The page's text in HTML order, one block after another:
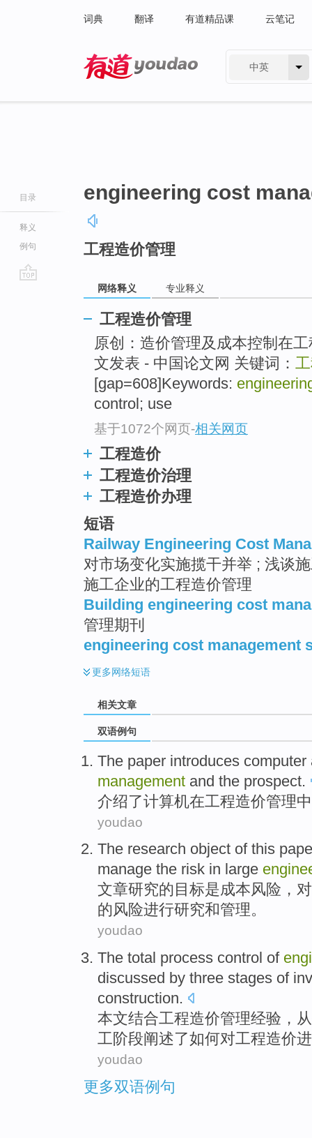
词典 翻译 有道精品课 云笔记
中英
目录
释义
例句
engineering cost
工程造价管理
网络释义 专业释义
工程造价管理
原创：造价管理及成本控制在
文发表 - 中国论文网 关键词：
[gap=608]Keywords:
control; use
基于1072个网页-相关网页
工程造价
工程造价治理
工程造价办理
短语
Railway Engineering Cost
对市场变化实施揽干并举 ; 浅谈
施工企业的工程造价管理
Building engineering cost
管理期刊
engineering cost management
更多网络短语
相关文章
双语例句
The paper introduces computer
management and the prospect.
介绍了计算机在工程造价管理中
youdao
The research object ofthis
manage the risk in large
文章研究的 目标是成本风险 ， 对
的风险进行研究和管理。
youdao
The total process control of
discussed by three stages of
construction.
本文结合工程造价管理经验， 从
工阶段阐述了如何对工程造价
youdao
更多双语例句